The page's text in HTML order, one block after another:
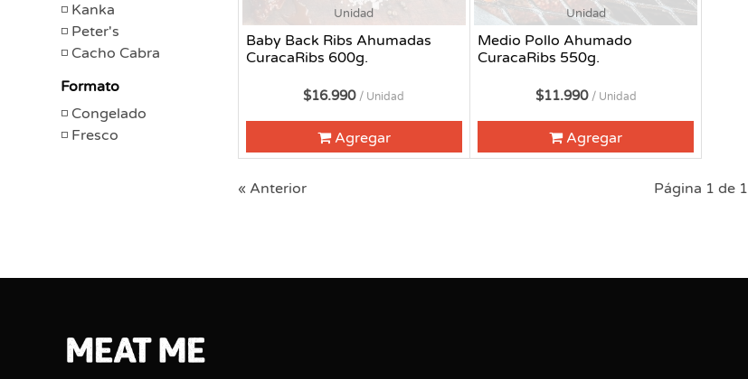
Kanka
Peter's
Cacho Cabra
Formato
Congelado
Fresco
Unidad
Baby Back Ribs Ahumadas
CuracaRibs 600g.
$16.990 / Unidad
Agregar
Unidad
Medio Pollo Ahumado
CuracaRibs 550g.
$11.990 / Unidad
Agregar
« Anterior Página 1 de 1